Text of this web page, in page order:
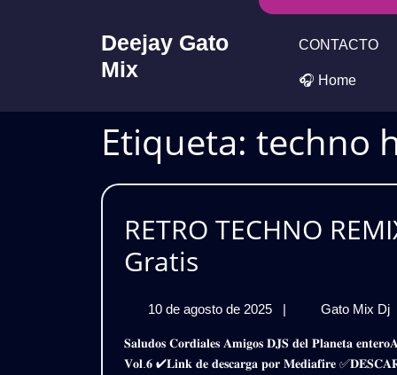
Deejay Gato
Mix
CONTACTO
🎧 Home
Etiqueta: techno
RETRO TECHNO
Gratis
REMIX
PACK
10 de agosto de 2025
10
agosto
de
| Gato Mix Dj
𝐒𝐚𝐥𝐮𝐝𝐨𝐬 𝐂𝐨𝐫𝐝𝐢𝐚𝐥𝐞𝐬 𝐀𝐦𝐢𝐠𝐨𝐬 𝐃𝐉𝐒 𝐝𝐞𝐥 𝐏𝐥𝐚𝐧𝐞𝐭𝐚 𝐞𝐧𝐭𝐞𝐫𝐨𝐀𝐪𝐮𝐢 𝐥𝐞𝐬 𝐏𝐫𝐞𝐬𝐞𝐧𝐭𝐨 𝐞𝐬𝐭𝐞 𝐒𝐮𝐩𝐞𝐫 𝐏𝐚𝐜𝐤𝐑𝐞𝐭𝐫𝐨 𝐓𝐞𝐜𝐡𝐧𝐨 𝐑𝐞𝐦𝐢𝐱 𝟐𝟎𝟐𝟓
𝐕𝐨𝐥.𝟔 ✔𝐋𝐢𝐧𝐤 𝐝𝐞 𝐝𝐞𝐬𝐜𝐚𝐫𝐠𝐚 𝐩𝐨𝐫 𝐌𝐞𝐝𝐢𝐚𝐟𝐢𝐫𝐞